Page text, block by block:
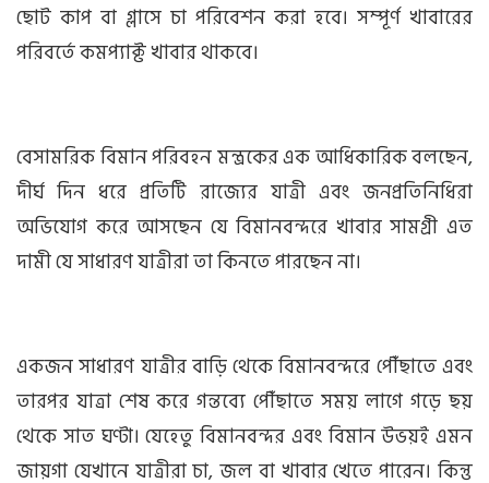
ছোট কাপ বা গ্লাসে চা পরিবেশন করা হবে। সম্পূর্ণ খাবারের
পরিবর্তে কমপ্যাক্ট খাবার থাকবে।
বেসামরিক বিমান পরিবহন মন্ত্রকের এক আধিকারিক বলছেন,
দীর্ঘ দিন ধরে প্রতিটি রাজ্যের যাত্রী এবং জনপ্রতিনিধিরা
অভিযোগ করে আসছেন যে বিমানবন্দরে খাবার সামগ্রী এত
দামী যে সাধারণ যাত্রীরা তা কিনতে পারছেন না।
একজন সাধারণ যাত্রীর বাড়ি থেকে বিমানবন্দরে পৌঁছাতে এবং
তারপর যাত্রা শেষ করে গন্তব্যে পৌঁছাতে সময় লাগে গড়ে ছয়
থেকে সাত ঘণ্টা। যেহেতু বিমানবন্দর এবং বিমান উভয়ই এমন
জায়গা যেখানে যাত্রীরা চা, জল বা খাবার খেতে পারেন। কিন্তু